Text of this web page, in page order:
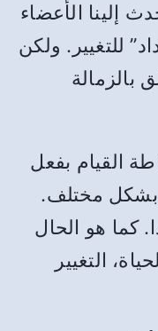
إلينا الأعضاء
للتغيير. ولكن
بالزمالة
القيام بفعل
بشكل مختلف.
كما هو الحال
التغيير